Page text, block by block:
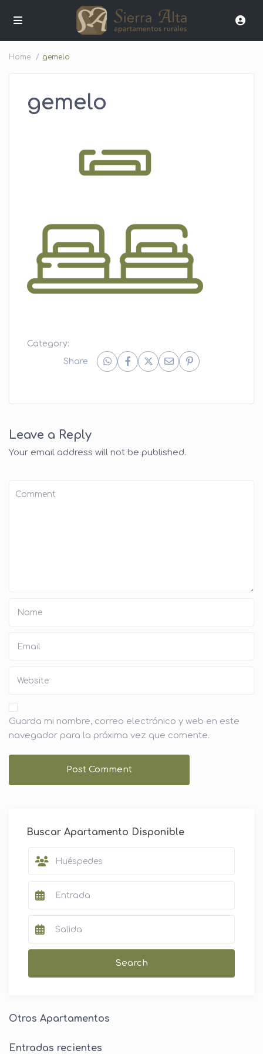
Home gemelo
gemelo
Category:
Share
Leave a Reply
Your email address will not be published.
Guarda mi nombre, correo electrónico y web en este
navegador para la próxima vez que comente.
Buscar Apartamento Disponible
Otros Apartamentos
Entradas recientes